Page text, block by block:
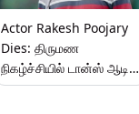
Actor Rakesh Poojary
Dies: திருமண
நிகழ்ச்சியில் டான்ஸ் ஆடிய
நடிகர் மயங்கி விழுந்து